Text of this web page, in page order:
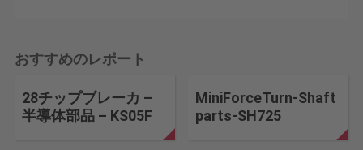
おすすめのレポート
28チップブレーカ –
半導体部品 – KS05F
MiniForceTurn-Shaft
parts-SH725